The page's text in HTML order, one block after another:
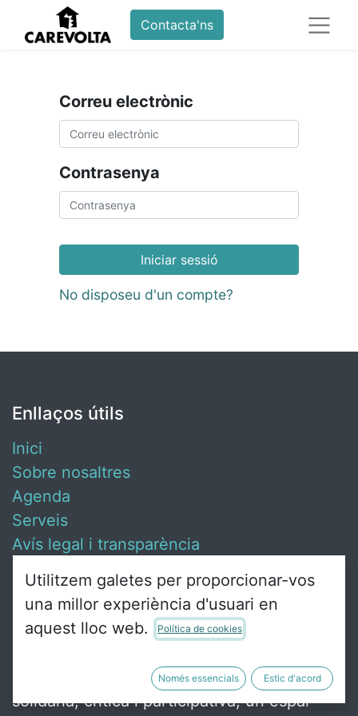
Contacta'ns
Correu electrònic
Contrasenya
Iniciar sessió
No disposeu d'un compte?
Enllaços útils
Inici
Sobre nosaltres
Agenda
Serveis
Avís legal i transparència
Sobre nosaltres
Ca Revolta és un punt de trobada de gent
solidària, crítica i participativa, un espai
Utilitzem galetes per proporcionar-vos
una millor experiència d'usuari en
aquest lloc web.
Política de cookies
Només essencials Estic d'acord